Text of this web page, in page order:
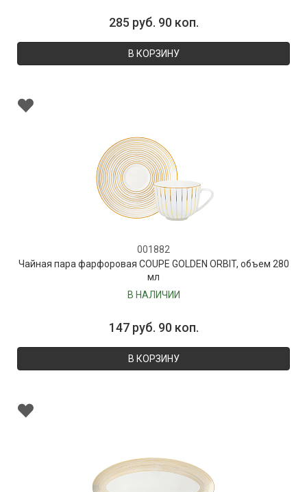
285 руб. 90 коп.
В КОРЗИНУ
001882
Чайная пара фарфоровая COUPE GOLDEN ORBIT, объем 280
мл
В НАЛИЧИИ
147 руб. 90 коп.
В КОРЗИНУ